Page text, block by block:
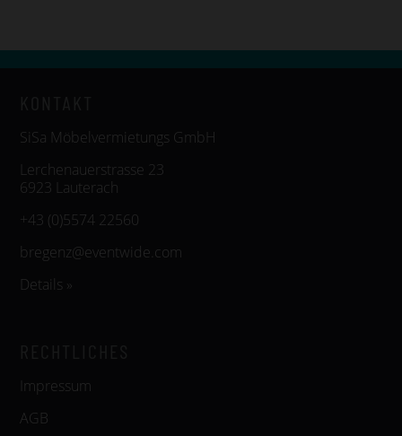
SiSa Möbelvermietungs GmbH
Lerchenauerstrasse 23
6923 Lauterach
+43 (0)5574 22560
bregenz@eventwide.com
Details »
Impressum
AGB